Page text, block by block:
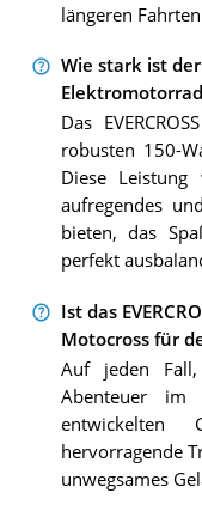
längeren
Wie stark ist der
Das
robusten 150-
Diese
aufregendes
bieten, das
perfekt
Ist das
Motocross für
Auf jeden
Abenteuer im
entwickelten
hervorragende
unwegsames